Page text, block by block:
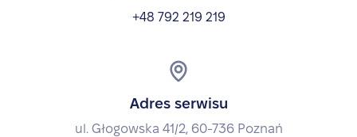
+48 792 219 219
Adres serwisu
ul. Głogowska 41/2, 60-736 Poznań